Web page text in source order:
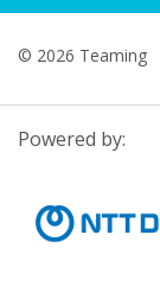
© 2026 Teaming
Powered by: